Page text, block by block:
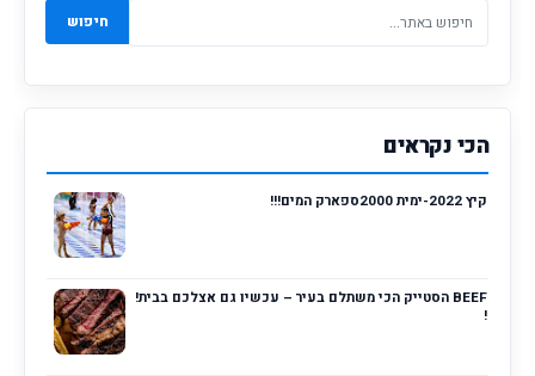
חיפוש
הכי נקראים
קיץ 2022-ימית 2000ספארק המים!!!
BEEF הסטייק הכי משתלם בעיר – עכשיו גם אצלכם בבית!
!